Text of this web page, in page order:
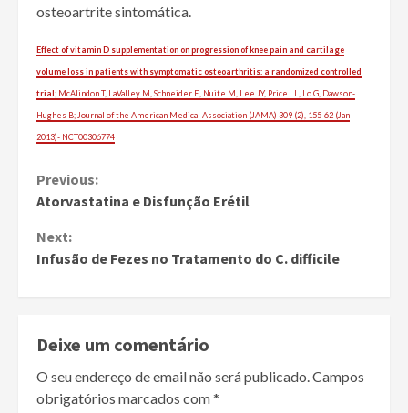
osteoartrite sintomática.
Effect of vitamin D supplementation on progression of knee pain and cartilage
volume loss in patients with symptomatic osteoarthritis: a randomized controlled
trial ; McAlindon T, LaValley M, Schneider E, Nuite M, Lee JY, Price LL, Lo G, Dawson-
Hughes B; Journal of the American Medical Association (JAMA) 309 (2), 155-62 (Jan
2013)- NCT00306774
Continue
Previous:
Atorvastatina e Disfunção Erétil
Next:
Infusão de Fezes no Tratamento do C. difficile
Deixe um comentário
O seu endereço de email não será publicado.Campos
obrigatórios marcados com*